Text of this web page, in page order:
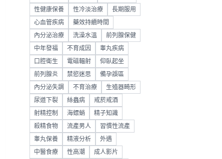
性健康保養 性冷淡治療 長期服用
心血管疾病 藥效持續時間
內分泌治療 洗澡水溫 前列腺保健
中年發福 不育成因 睾丸疾病
口腔衛生 電磁輻射 仰臥起坐
前列腺炎 禁慾迷思 備孕誤區
內分泌失調 不育治療 生殖器畸形
尿道下裂 絲蟲病 戒菸戒酒
射精控制 海螵蛸 精子知識
殺精食物 流產男人 習慣性流產
睾丸保養 精液分析 外遇
中醫食療 性高潮 成人影片